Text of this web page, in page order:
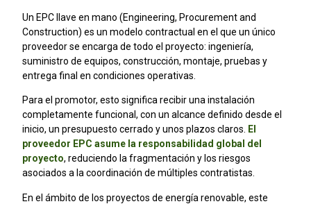
Un EPC llave en mano (Engineering, Procurement and
Construction) es un modelo contractual en el que un único
proveedor se encarga de todo el proyecto: ingeniería,
suministro de equipos, construcción, montaje, pruebas y
entrega final en condiciones operativas.
Para el promotor, esto significa recibir una instalación
completamente funcional, con un alcance definido desde el
inicio, un presupuesto cerrado y unos plazos claros.
El
proveedor EPC asume la responsabilidad global del
proyecto,reduciendo la fragmentación y los riesgos
asociados a la coordinación de múltiples contratistas.
En el ámbito de los proyectos de energía renovable, este